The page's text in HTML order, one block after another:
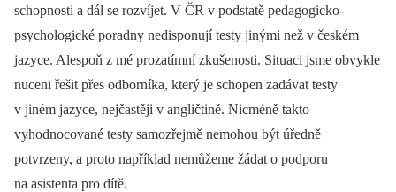
schopnosti a dál se rozvíjet. V ČR v podstatě pedagogicko-
psychologické poradny nedisponují testy jinými než v českém
jazyce. Alespoň z mé prozatímní zkušenosti. Situaci jsme obvykle
nuceni řešit přes odborníka, který je schopen zadávat testy
v jiném jazyce, nejčastěji v angličtině. Nicméně takto
vyhodnocované testy samozřejmě nemohou být úředně
potvrzeny, a proto například nemůžeme žádat o podporu
na asistenta pro dítě.